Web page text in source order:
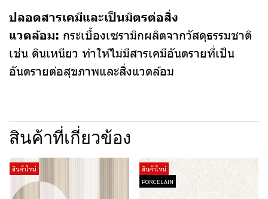
ปลอดสารเคมีและเป็นมิตรต่อสิ่ง
แวดล้อม: กระเบื้องเซรามิกผลิตจากวัสดุธรรมชาติ
เช่น ดินเหนียว ทำให้ไม่มีสารเคมีอันตรายที่เป็น
อันตรายต่อสุขภาพและสิ่งแวดล้อม
สินค้าที่เกี่ยวข้อง
สินค้าใหม่
สินค้าใหม่
PORCELAIN